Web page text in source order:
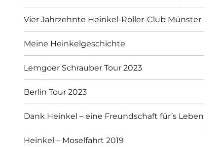
Vier Jahrzehnte Heinkel-Roller-Club Münster
Meine Heinkelgeschichte
Lemgoer Schrauber Tour 2023
Berlin Tour 2023
Dank Heinkel – eine Freundschaft für’s Leben
Heinkel – Moselfahrt 2019